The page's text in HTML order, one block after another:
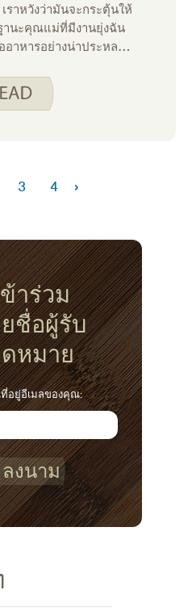
าหวังว่ามันจะกระตุ้นให้
านะคุณแม่ที่มีงานยุ่งฉัน
าหารอย่างน่าประหลาด
ศษ แม้ว่าฉันจะสนุกกับมัน
เองอยู่ในร่องสูตรอาหาร
3 4 ›
ข้าร่วม
ชื่อผู้รับ
หมาย
อยู่อีเมลของคุณ:
ลงนาม